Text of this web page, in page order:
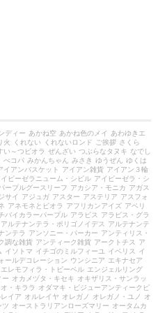
ディー あかね空 あかね色のメイ
あわゆきエ
火 くれない くれないロンド ご挨拶 さくら
い～つビオラ ぜんざい つぶらなタヌキ なでし
べコパ みかんちゃん みさき ゆうぜん
ゆくは
イアンバスケット アイアン雑貨 アイアン３輪
イビーゼラニューム・シビル アイビーゼラ・シ
ープルグースリーフ アカシア・モニカ アガス
サイ アジュガ アスター アステリア アスフォ
アネモネとビオラ アフリカンアイズ アベリ
バイカラーパープル アラビス
アラビス・グラ
アルテナンテラ・ポリゴノイデス
アルテナンテ
ンテラ アンソニー・パーカー アンティリス・
調な雑貨 アンティーク雑貨 アークトチス
ア
イソトマ イチゴのミルフィーユ イベリス
イ
ールデコレーション ウンシニア エキナセア
エレモフィラ・トビーベル エンジェルリング
ー オカメヅタ・キセキ オキザリス・サンラッ
・キララ
オダマキ・ビジューアンティークピ
イア オルレイヤ オレガノ オレガノ・ユノ
オ
ツ オーストラリアンローズマリー オータムカ